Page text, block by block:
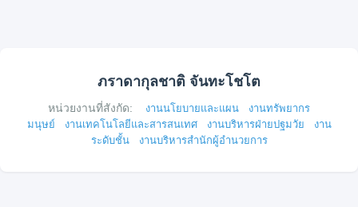
ภราดากุลชาติ จันทะโชโต
หน่วยงานที่สังกัด: งานนโยบายและแผน
งานทรัพยากร
มนุษย์
งานเทคโนโลยีและสารสนเทศ งานบริหารฝ่ายปฐมวัย
งาน
ระดับชั้น
งานบริหารสำนักผู้อำนวยการ